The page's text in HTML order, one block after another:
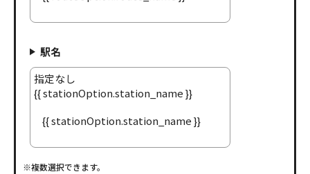
駅名
※複数選択できます。